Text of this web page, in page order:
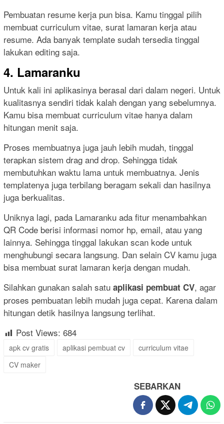
Pembuatan resume kerja pun bisa. Kamu tinggal pilih
membuat curriculum vitae, surat lamaran kerja atau
resume. Ada banyak template sudah tersedia tinggal
lakukan editing saja.
4. Lamaranku
Untuk kali ini aplikasinya berasal dari dalam negeri. Untuk
kualitasnya sendiri tidak kalah dengan yang sebelumnya.
Kamu bisa membuat curriculum vitae hanya dalam
hitungan menit saja.
Proses membuatnya juga jauh lebih mudah, tinggal
terapkan sistem drag and drop. Sehingga tidak
membutuhkan waktu lama untuk membuatnya. Jenis
templatenya juga terbilang beragam sekali dan hasilnya
juga berkualitas.
Uniknya lagi, pada Lamaranku ada fitur menambahkan
QR Code berisi informasi nomor hp, email, atau yang
lainnya. Sehingga tinggal lakukan scan kode untuk
menghubungi secara langsung. Dan selain CV kamu juga
bisa membuat surat lamaran kerja dengan mudah.
Silahkan gunakan salah satu aplikasi pembuat CV, agar
proses pembuatan lebih mudah juga cepat. Karena dalam
hitungan detik hasilnya langsung terlihat.
Post Views: 684
apk cv gratis aplikasi pembuat cv
curriculum vitae
CV maker
SEBARKAN